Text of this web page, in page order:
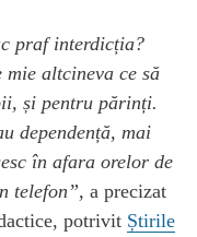
praf interdicția?
mie altcineva ce să
și pentru părinți.
dependență, mai
în afara orelor de
telefon”, a precizat
potrivit Știrile